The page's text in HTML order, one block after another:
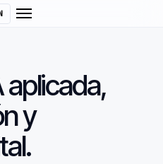
aplicada,
y